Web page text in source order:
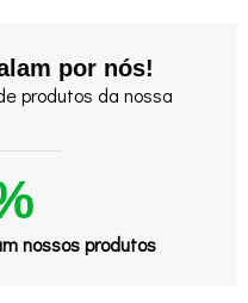
por nós!
produtos da nossa
nossos produtos